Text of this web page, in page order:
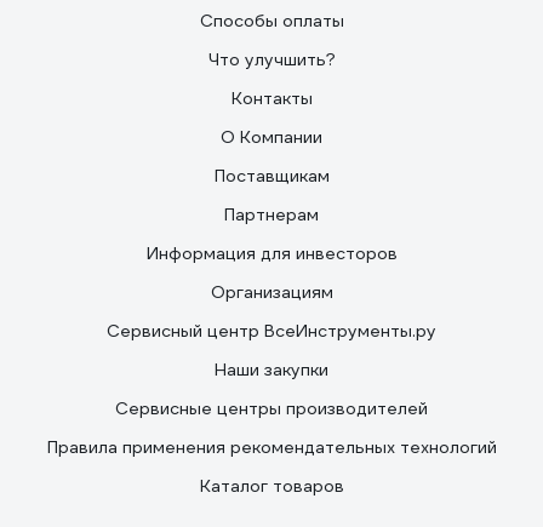
Способы оплаты
Что улучшить?
Контакты
О Компании
Поставщикам
Партнерам
Информация для инвесторов
Организациям
Сервисный центр ВсеИнструменты.ру
Наши закупки
Сервисные центры производителей
Правила применения рекомендательных технологий
Каталог товаров